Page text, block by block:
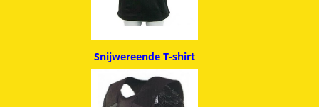
Snijwereende T-shirt